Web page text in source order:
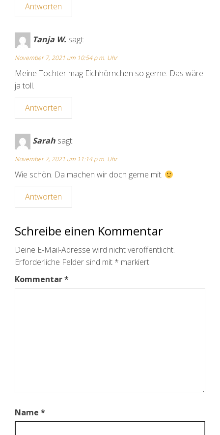
Antworten
Tanja W. sagt:
November 7, 2021 um 10:54 p.m. Uhr
Meine Tochter mag Eichhörnchen so gerne. Das wäre
ja toll.
Antworten
Sarah sagt:
November 7, 2021 um 11:14 p.m. Uhr
Wie schön. Da machen wir doch gerne mit.
Antworten
Schreibe einen Kommentar
Deine E-Mail-Adresse wird nicht veröffentlicht.
Erforderliche Felder sind mit * markiert
Kommentar*
Name *